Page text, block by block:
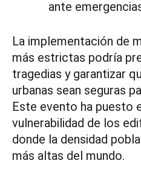
ante
La implementación de
más estrictas podría
tragedias y garantizar
urbanas sean seguras
Este evento ha puesto
vulnerabilidad de los
donde la densidad
más altas del mundo.